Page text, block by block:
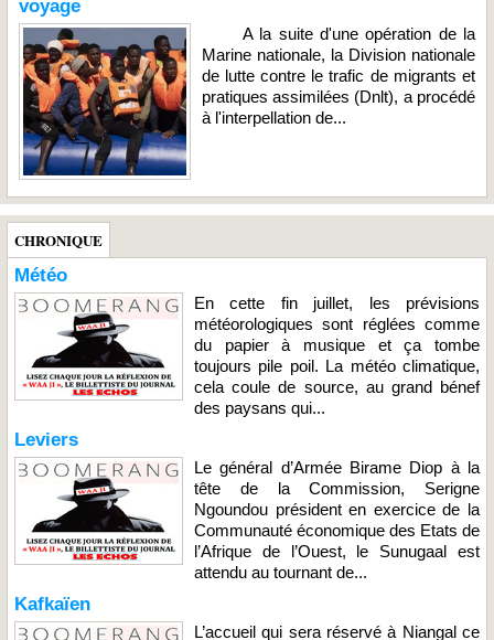
voyage
A la suite d'une opération de la
Marine nationale, la Division nationale
de lutte contre le trafic de migrants et
pratiques assimilées (Dnlt), a procédé
à l'interpellation de...
CHRONIQUE
Météo
En cette fin juillet, les prévisions
météorologiques sont réglées comme
du papier à musique et ça tombe
toujours pile poil. La météo climatique,
cela coule de source, au grand bénef
des paysans qui...
Leviers
Le général d’Armée Birame Diop à la
tête de la Commission, Serigne
Ngoundou président en exercice de la
Communauté économique des Etats de
l’Afrique de l’Ouest, le Sunugaal est
attendu au tournant de...
Kafkaïen
L’accueil qui sera réservé à Niangal ce